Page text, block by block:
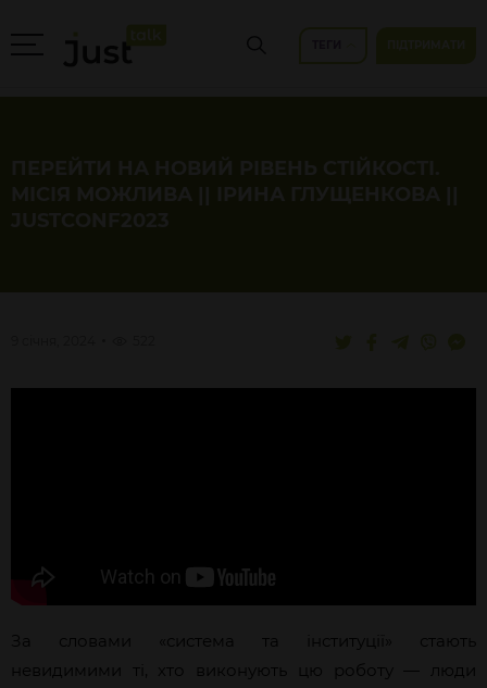
За словами «система та інституції» стають
невидимими ті, хто виконують цю роботу — люди